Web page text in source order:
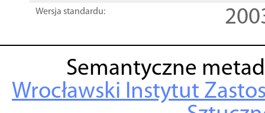
Wersja standardu:
Semantyczne
Wrocławski Instytut